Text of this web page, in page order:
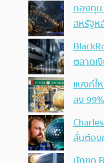
กองทุน
สหรัฐห
ตลาดเ
แบงก์ใ
ลง
ลั่นต้อง